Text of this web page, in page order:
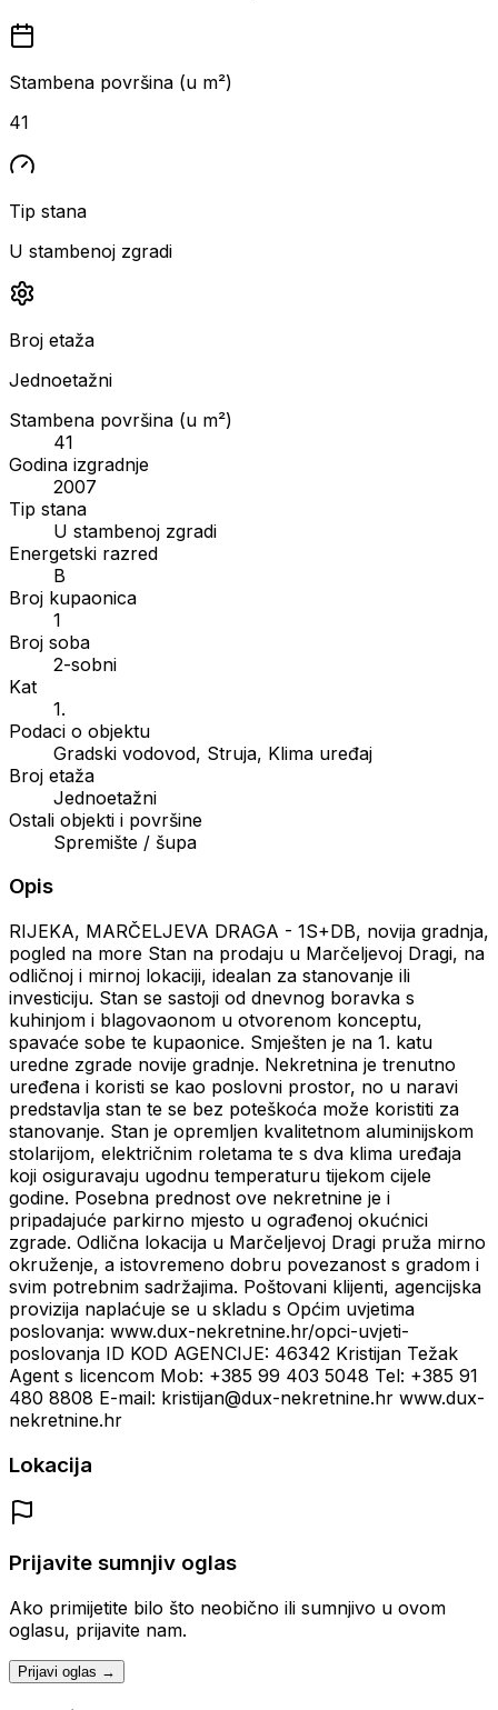
Stambena površina (u m²)
41
Tip stana
U stambenoj zgradi
Broj etaža
Jednoetažni
Stambena površina (u m²)
41
Godina izgradnje
2007
Tip stana
U stambenoj zgradi
Energetski razred
B
Broj kupaonica
1
Broj soba
2-sobni
Kat
1.
Podaci o objektu
Gradski vodovod, Struja, Klima uređaj
Broj etaža
Jednoetažni
Ostali objekti i površine
Spremište / šupa
Opis
RIJEKA, MARČELJEVA DRAGA - 1S+DB, novija gradnja,
pogled na more Stan na prodaju u Marčeljevoj Dragi, na
odličnoj i mirnoj lokaciji, idealan za stanovanje ili
investiciju. Stan se sastoji od dnevnog boravka s
kuhinjom i blagovaonom u otvorenom konceptu,
spavaće sobe te kupaonice. Smješten je na 1. katu
uredne zgrade novije gradnje. Nekretnina je trenutno
uređena i koristi se kao poslovni prostor, no u naravi
predstavlja stan te se bez poteškoća može koristiti za
stanovanje. Stan je opremljen kvalitetnom aluminijskom
stolarijom, električnim roletama te s dva klima uređaja
koji osiguravaju ugodnu temperaturu tijekom cijele
godine. Posebna prednost ove nekretnine je i
pripadajuće parkirno mjesto u ograđenoj okućnici
zgrade. Odlična lokacija u Marčeljevoj Dragi pruža mirno
okruženje, a istovremeno dobru povezanost s gradom i
svim potrebnim sadržajima. Poštovani klijenti, agencijska
provizija naplaćuje se u skladu s Općim uvjetima
poslovanja: www.dux-nekretnine.hr/opci-uvjeti-
poslovanja ID KOD AGENCIJE: 46342 Kristijan Težak
Agent s licencom Mob: +385 99 403 5048 Tel: +385 91
480 8808 E-mail: kristijan@dux-nekretnine.hr www.dux-
nekretnine.hr
Lokacija
Prijavite sumnjiv oglas
Ako primijetite bilo što neobično ili sumnjivo u ovom
oglasu, prijavite nam.
Prijavi oglas →